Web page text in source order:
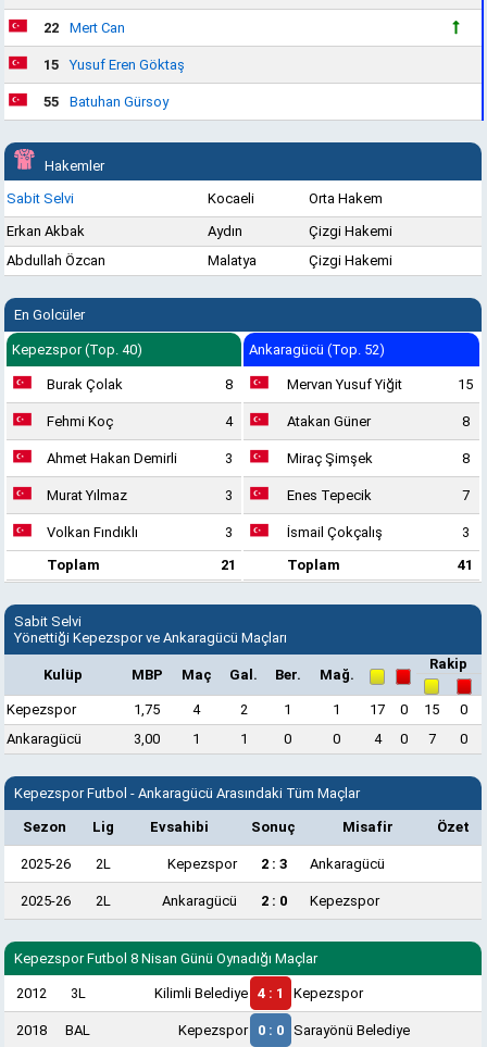
22 Mert Can
15 Yusuf Eren Göktaş
55 Batuhan Gürsoy
Hakemler
Sabit Selvi
Kocaeli
Orta Hakem
Erkan Akbak
Aydın
Çizgi Hakemi
Abdullah Özcan
Malatya Çizgi Hakemi
En Golcüler
Kepezspor (Top. 40)
Burak Çolak 8
Fehmi Koç 4
Ahmet Hakan Demirli 3
Murat Yılmaz 3
Volkan Fındıklı
3
Toplam
21
Ankaragücü (Top. 52)
Mervan Yusuf Yiğit 15
Atakan Güner 8
Miraç Şimşek 8
Enes Tepecik 7
İsmail Çokçalış
3
Toplam
41
Sabit Selvi
Yönettiği Kepezspor ve Ankaragücü Maçları
Kulüp MBP Maç Gal. Ber. Mağ.
Rakip
Kepezspor 1,75 4 2 1 1 17 0 15
0
Ankaragücü
3,00 1 1 0 0 4 0 7 0
Kepezspor Futbol - Ankaragücü Arasındaki Tüm Maçlar
Sezon Lig Evsahibi Sonuç Misafir Özet
2025-26 2L Kepezspor 2 : 3 Ankaragücü
2025-26 2L Ankaragücü 2 : 0 Kepezspor
Kepezspor Futbol 8 Nisan Günü Oynadığı Maçlar
2012 3L Kilimli Belediye 4 : 1 Kepezspor
2018 BAL Kepezspor 0 : 0 Sarayönü Belediye